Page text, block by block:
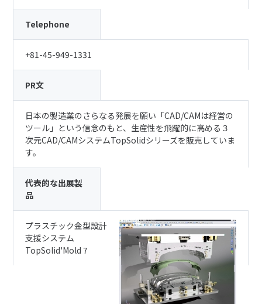
Telephone
+81-45-949-1331
PR文
日本の製造業のさらなる発展を願い「CAD/CAMは経営の
ツール」という信念のもと、生産性を飛躍的に高める３
次元CAD/CAMシステムTopSolidシリーズを販売していま
す。
代表的な出展製
品
プラスチック金型設計
支援システム
TopSolid'Mold 7